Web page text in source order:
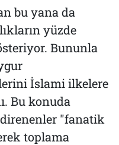
bu yana da
yüzde
Bununla
İslami ilkelere
Bu konuda
"fanatik
toplama